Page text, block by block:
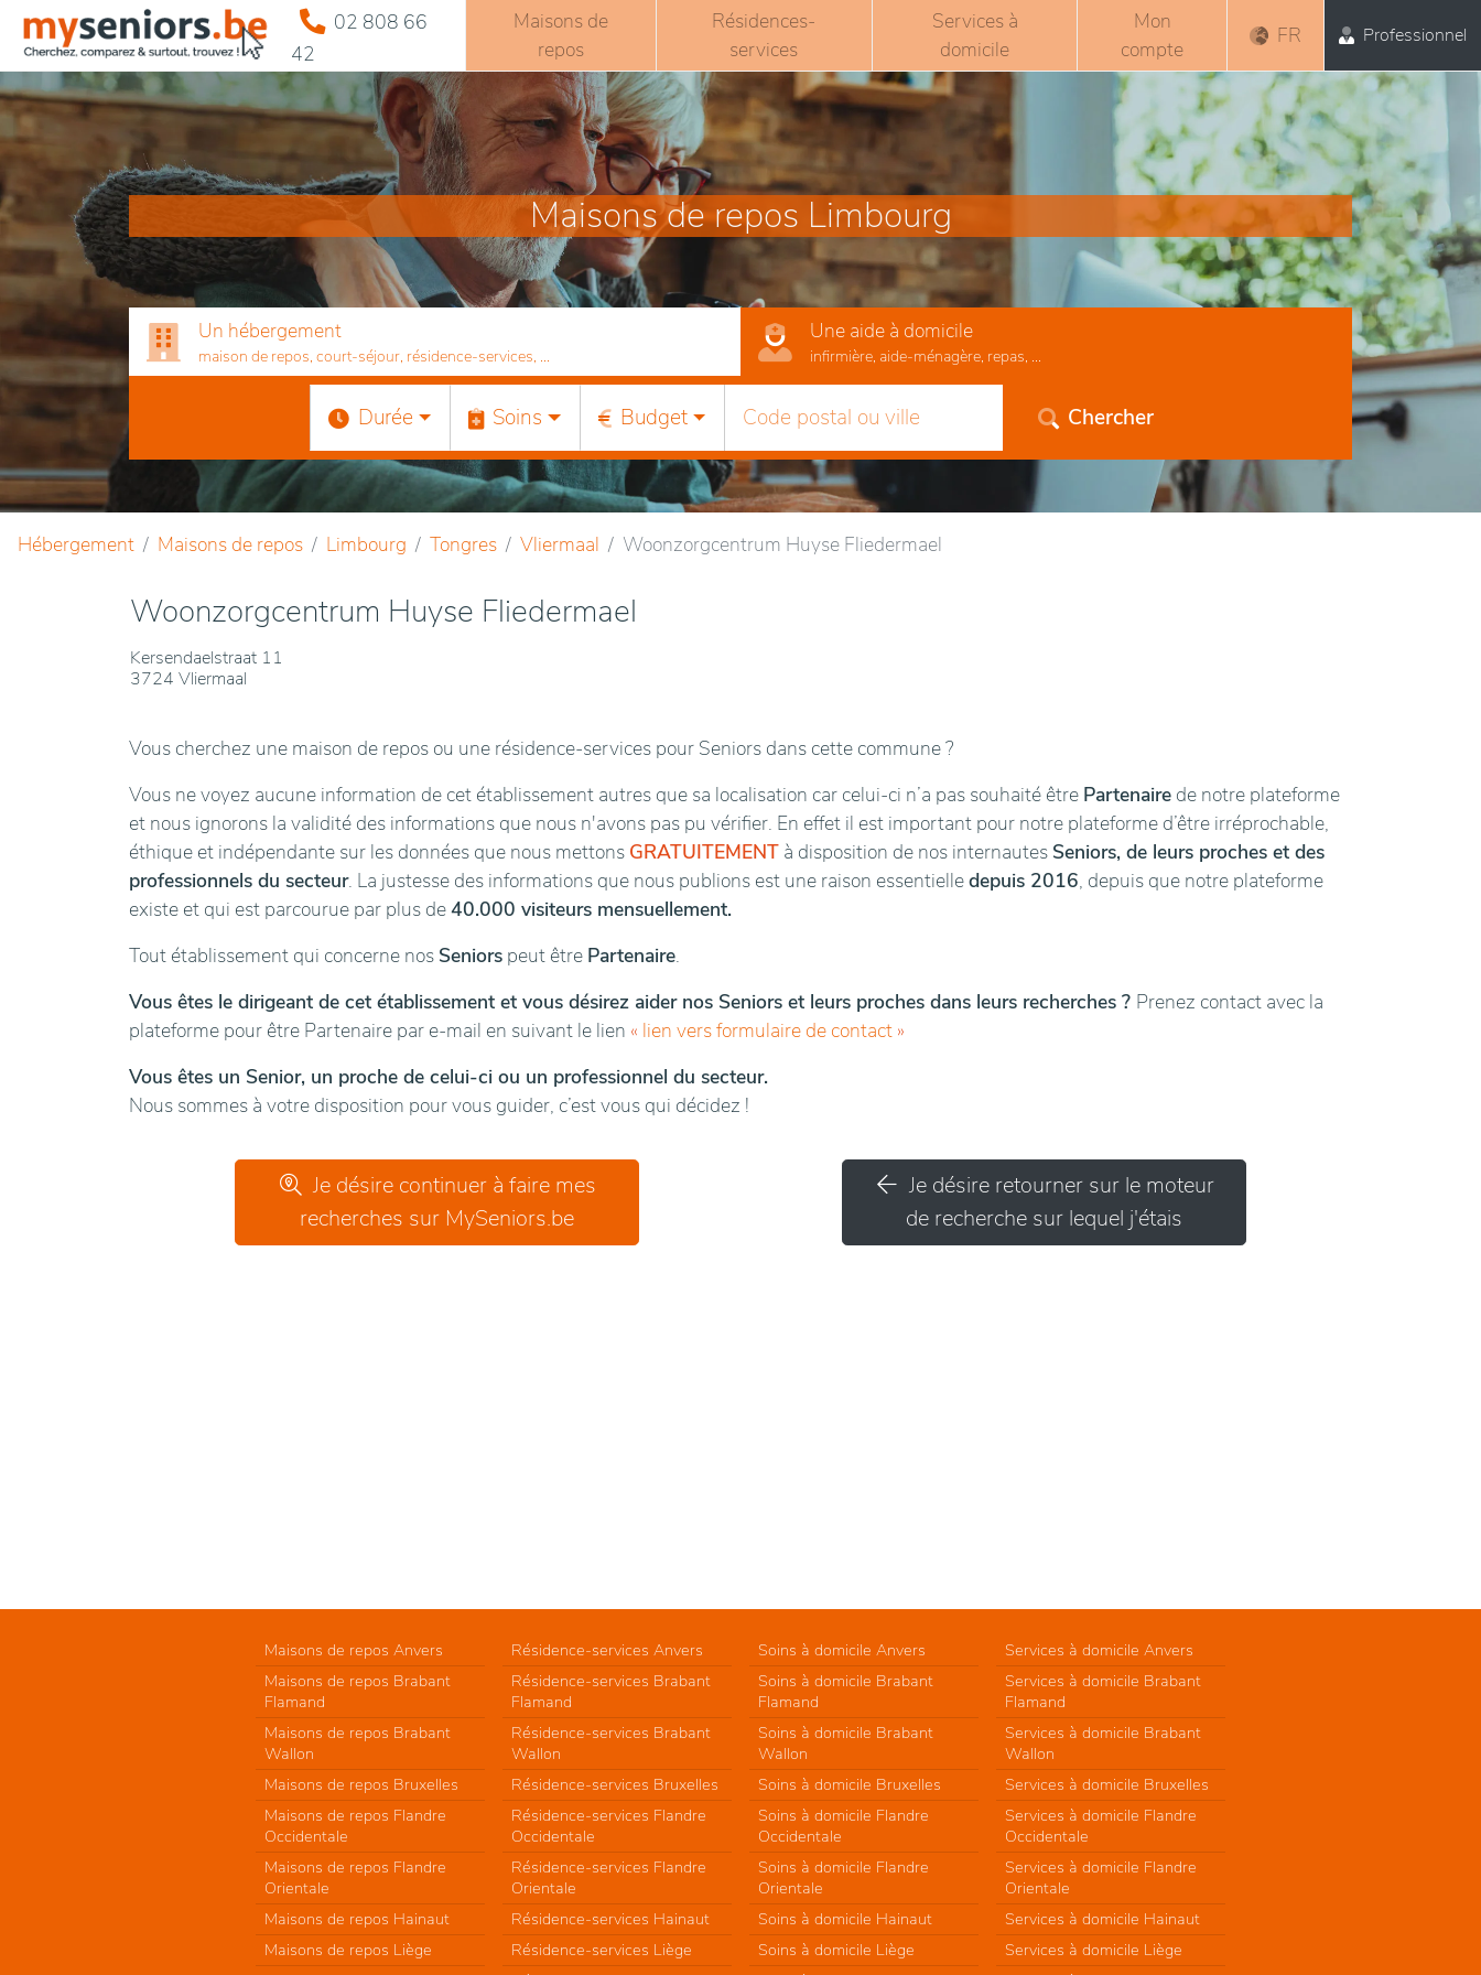
02 808 66
42
Maisons de
repos
Résidences-
services
Services à
domicile
Mon
compte
FR Professionnel
Maisons de repos Limbourg
Un hébergement
maison de repos, court-séjour, résidence-services, ...
Une aide à domicile
infirmière, aide-ménagère, repas, ...
Durée Soins Budget Chercher
Hébergement Maisons de repos Limbourg Tongres Vliermaal Woonzorgcentrum Huyse Fliedermael
Woonzorgcentrum Huyse Fliedermael
Kersendaelstraat 11
3724 Vliermaal
Vous cherchez une maison de repos ou une résidence-services pour Seniors dans cette commune ?
Vous ne voyez aucune information de cet établissement autres que sa localisation car celui-ci n’a pas souhaité être Partenaire de notre plateforme
et nous ignorons la validité des informations que nous n'avons pas pu vérifier. En effet il est important pour notre plateforme d’être irréprochable,
éthique et indépendante sur les données que nous mettons GRATUITEMENT à disposition de nos internautes Seniors, de leurs proches et des
professionnels du secteur. La justesse des informations que nous publions est une raison essentielledepuis 2016, depuis que notre plateforme
existe et qui est parcourue par plus de40.000 visiteurs mensuellement.
Tout établissement qui concerne nos Seniors peut être Partenaire.
Vous êtes le dirigeant de cet établissement et vous désirez aider nos Seniors et leurs proches dans leurs recherches ? Prenez contact avec la
plateforme pour être Partenaire par e-mail en suivant le lien « lien vers formulaire de contact »
Vous êtes un Senior, un proche de celui-ci ou un professionnel du secteur.
Nous sommes à votre disposition pour vous guider, c’est vous qui décidez !
Je désire continuer à faire mes
recherches sur MySeniors.be
Je désire retourner sur le moteur
de recherche sur lequel j'étais
Maisons de repos Anvers
Maisons de repos Brabant
Flamand
Maisons de repos Brabant
Wallon
Maisons de repos Bruxelles
Maisons de repos Flandre
Occidentale
Maisons de repos Flandre
Orientale
Maisons de repos Hainaut
Maisons de repos Liège
Résidence-services Anvers
Résidence-services Brabant
Flamand
Résidence-services Brabant
Wallon
Résidence-services Bruxelles
Résidence-services Flandre
Occidentale
Résidence-services Flandre
Orientale
Résidence-services Hainaut
Résidence-services Liège
Soins à domicile Anvers
Soins à domicile Brabant
Flamand
Soins à domicile Brabant
Wallon
Soins à domicile Bruxelles
Soins à domicile Flandre
Occidentale
Soins à domicile Flandre
Orientale
Soins à domicile Hainaut
Soins à domicile Liège
Services à domicile Anvers
Services à domicile Brabant
Flamand
Services à domicile Brabant
Wallon
Services à domicile Bruxelles
Services à domicile Flandre
Occidentale
Services à domicile Flandre
Orientale
Services à domicile Hainaut
Services à domicile Liège